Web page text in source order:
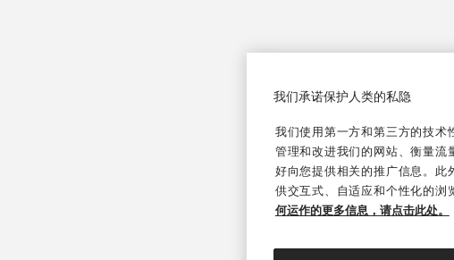
我们承诺保护人类的私隐
我们使用第一方和第三方的技术
管理和改进我们的网站、衡量流
好向您提供相关的推广信息。此
供交互式、自适应和个性化的浏
何运作的更多信息，请点击此处。